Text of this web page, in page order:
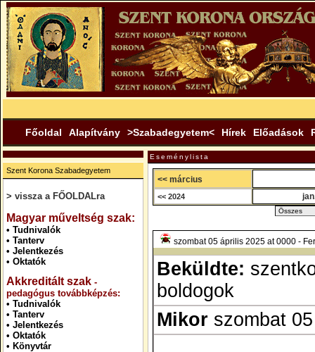
Főoldal Alapítvány >Szabadegyetem< Hírek Előadások
Szent Korona Szabadegyetem
> vissza a FŐOLDALra
Magyar műveltség szak:
• Tudnivalók
• Tanterv
• Jelentkezés
• Oktatók
Akkreditált szak -
pedagógus továbbképzés:
• Tudnivalók
• Tanterv
• Jelentkezés
• Oktatók
• Könyvtár
Eseménylista
<< március
<< 2024
szombat 05 április 2025 at 0000 -
Beküldte:
boldogok
Mikor szombat